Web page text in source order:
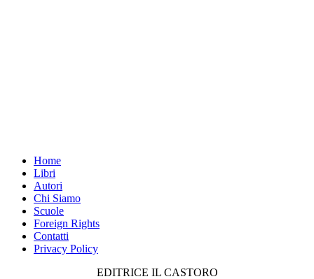
Home
Libri
Autori
Chi Siamo
Scuole
Foreign Rights
Contatti
Privacy Policy
EDITRICE IL CASTORO